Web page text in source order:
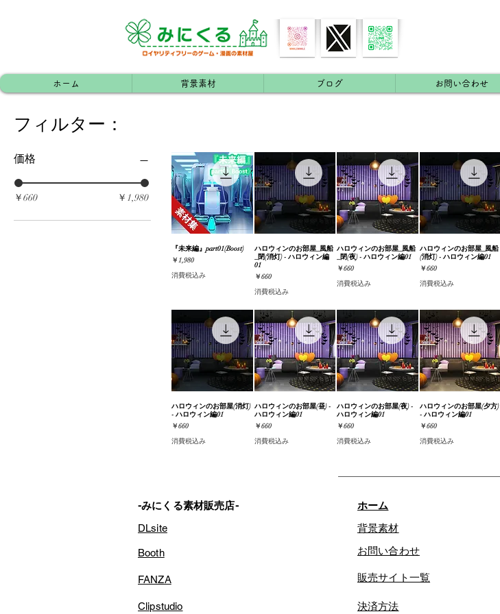
ホーム 背景素材 ブログ お問い合わせ
フィルター：
価格
￥660 ￥1,980
クイックビュー
『未来編』part01(Boost)
価格
￥1,980
消費税込み
クイックビュー
ハロウィンのお部屋_風船
_閉(消灯) - ハロウィン編
01
価格
￥660
消費税込み
クイックビュー
ハロウィンのお部屋_風船
_閉(夜) - ハロウィン編01
価格
￥660
消費税込み
クイックビュー
ハロウィンのお部屋_風船
(消灯) - ハロウィン編01
価格
￥660
消費税込み
クイックビュー
ハロウィンのお部屋(消灯)
- ハロウィン編01
価格
￥660
消費税込み
クイックビュー
ハロウィンのお部屋(昼) -
ハロウィン編01
価格
￥660
消費税込み
クイックビュー
ハロウィンのお部屋(夜) -
ハロウィン編01
価格
￥660
消費税込み
クイックビュー
ハロウィンのお部屋(夕方)
- ハロウィン編01
価格
￥660
消費税込み
-みにくる素材販売店-
DLsite
Booth
FANZA
Clipstudio
ホーム
背景素材
お問い合わせ
販売サイト一覧
決済方法